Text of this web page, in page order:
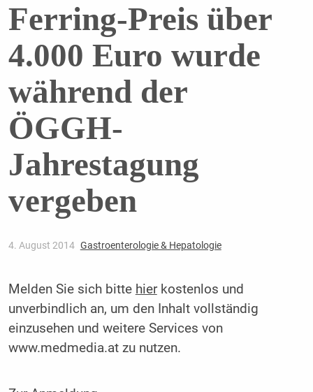
Ferring-Preis über
4.000 Euro wurde
während der
ÖGGH-
Jahrestagung
vergeben
4. August 2014 Gastroenterologie & Hepatologie
Melden Sie sich bitte hierkostenlos und
unverbindlich an, um den Inhalt vollständig
einzusehen und weitere Services von
www.medmedia.at zu nutzen.